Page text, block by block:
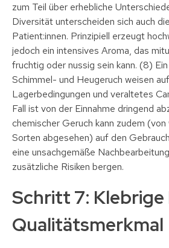
zum Teil über erhebliche
Diversität unterscheiden sich auch
Patient:innen. Prinzipiell erzeugt
jedoch ein intensives Aroma, das
fruchtig oder nussig sein kann. (8)
Schimmel- und Heugeruch weisen
Lagerbedingungen und veraltetes
Fall ist von der Einnahme dringend
chemischer Geruch kann zudem
Sorten abgesehen) auf den
eine unsachgemäße
zusätzliche Risiken bergen.
Schritt 7: Klebrige
Qualitätsmerkmal